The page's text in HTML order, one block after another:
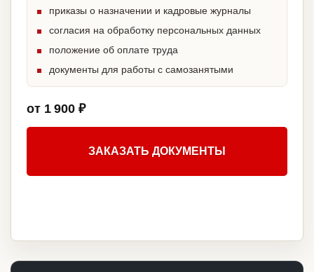
приказы о назначении и кадровые журналы
согласия на обработку персональных данных
положение об оплате труда
документы для работы с самозанятыми
от 1 900 ₽
ЗАКАЗАТЬ ДОКУМЕНТЫ